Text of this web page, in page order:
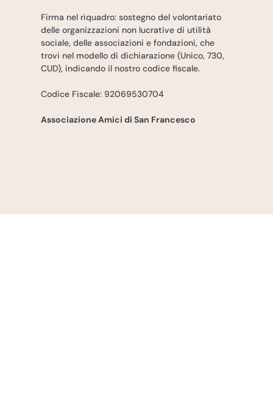
Firma nel riquadro: sostegno del volontariato
delle organizzazioni non lucrative di utilità
sociale, delle associazioni e fondazioni, che
trovi nel modello di dichiarazione (Unico, 730,
CUD), indicando il nostro codice fiscale.
Codice Fiscale: 92069530704
Associazione Amici di San Francesco